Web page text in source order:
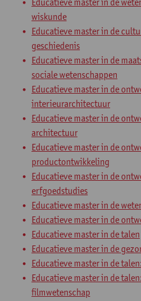
wiskunde
Educatieve master in de
geschiedenis
Educatieve master in de
sociale wetenschappen
Educatieve master in de
interieurarchitectuur
Educatieve master in de
architectuur
Educatieve master in de
productontwikkeling
Educatieve master in de
erfgoedstudies
Educatieve master in de
Educatieve master in de
Educatieve master in de talen
Educatieve master in de
Educatieve master in de
Educatieve master in de
filmwetenschap